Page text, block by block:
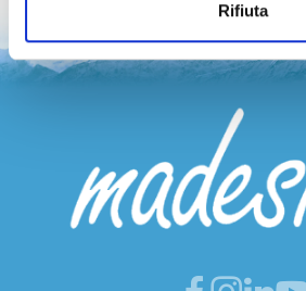
Rifiuta